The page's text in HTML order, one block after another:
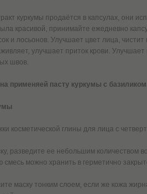
куркумы продаётся в капсулах, они
красивой, принимайте ежедневно
и лосьонов. Улучшает цвет лица,
улучшает приток крови.
швов.
применяей пасту куркумы с базиликом.
косметической глины для лица с
разведите ее небольшим количеством
можно хранить в герметично
маску тонким слоем, если же кожа